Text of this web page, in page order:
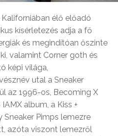
élő előadó
kísérletezés adja a fő
és megindítóan őszinte
valamint Corner goth és
képi világa,
utal a Sneaker
az 1996-os, Becoming X
album, a Kiss +
Pimps lemezre
azóta viszont lemezről